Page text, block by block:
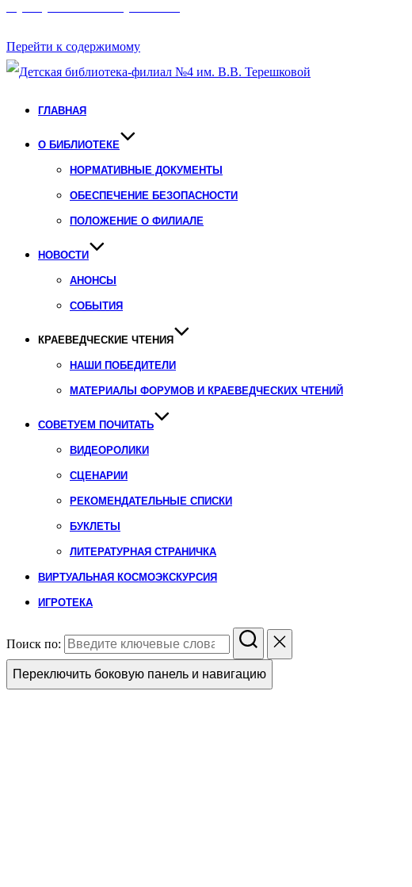
Перейти к содержимому
ГЛАВНАЯ
О БИБЛИОТЕКЕ
НОРМАТИВНЫЕ ДОКУМЕНТЫ
ОБЕСПЕЧЕНИЕ БЕЗОПАСНОСТИ
ПОЛОЖЕНИЕ О ФИЛИАЛЕ
НОВОСТИ
АНОНСЫ
СОБЫТИЯ
КРАЕВЕДЧЕСКИЕ ЧТЕНИЯ
НАШИ ПОБЕДИТЕЛИ
МАТЕРИАЛЫ ФОРУМОВ И КРАЕВЕДЧЕСКИХ ЧТЕНИЙ
СОВЕТУЕМ ПОЧИТАТЬ
ВИДЕОРОЛИКИ
СЦЕНАРИИ
РЕКОМЕНДАТЕЛЬНЫЕ СПИСКИ
БУКЛЕТЫ
ЛИТЕРАТУРНАЯ СТРАНИЧКА
ВИРТУАЛЬНАЯ КОСМОЭКСКУРСИЯ
ИГРОТЕКА
Поиск по:
Переключить боковую панель и навигацию